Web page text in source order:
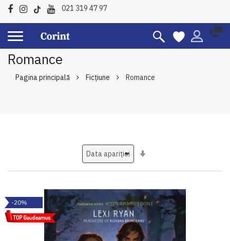
021 319 47 97
Romance
Pagina principală Ficțiune Romance
-20%